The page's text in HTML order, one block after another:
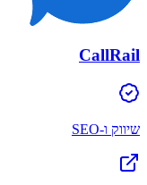
CallRail
שיווק ו-SEO